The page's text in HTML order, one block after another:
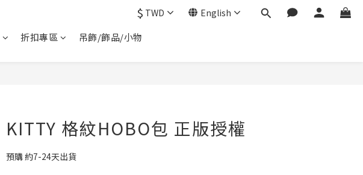
$ TWD English
折扣專區 吊飾/飾品/小物
KITTY 格紋HOBO包 正版授權
預購 約7-24天出貨